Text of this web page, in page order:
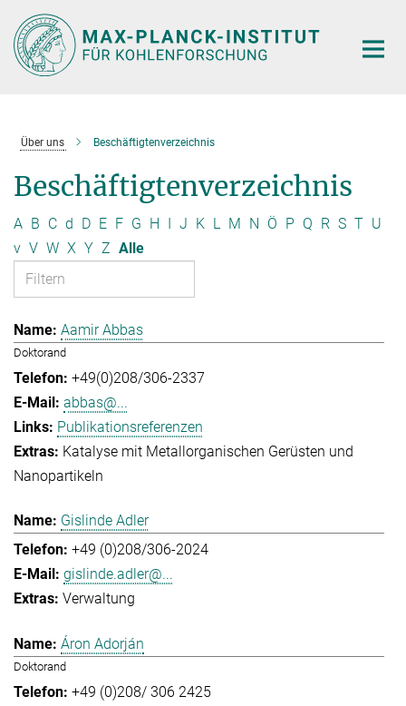
Hauptinhalt
Über uns Beschäftigtenverzeichnis
Beschäftigtenverzeichnis
A B C d D E F G H I J K L M N Ö P Q R S T U
v V W X Y Z Alle
Aamir Abbas
Doktorand
+49(0)208/306-2337
abbas@...
Publikationsreferenzen
Katalyse mit Metallorganischen Gerüsten und
Nanopartikeln
Gislinde Adler
+49 (0)208/306-2024
gislinde.adler@...
Verwaltung
Áron Adorján
Doktorand
+49 (0)208/ 306 2425